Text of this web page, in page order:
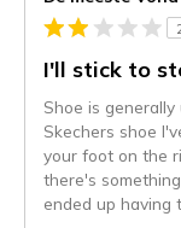
wordt
momenteel
gemigreerd
de
niejee
page_id.
kunt
I'll stick to
Shoe is
Skechers shoe
your foot on the
there's
ended up having